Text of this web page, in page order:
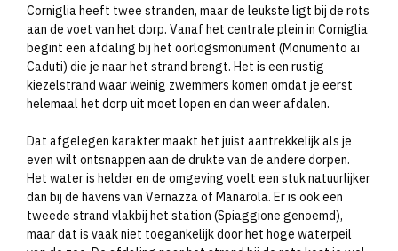
Corniglia heeft twee stranden, maar de leukste ligt bij de rots
aan de voet van het dorp. Vanaf het centrale plein in Corniglia
begint een afdaling bij het oorlogsmonument (Monumento ai
Caduti) die je naar het strand brengt. Het is een rustig
kiezelstrand waar weinig zwemmers komen omdat je eerst
helemaal het dorp uit moet lopen en dan weer afdalen.
Dat afgelegen karakter maakt het juist aantrekkelijk als je
even wilt ontsnappen aan de drukte van de andere dorpen.
Het water is helder en de omgeving voelt een stuk natuurlijker
dan bij de havens van Vernazza of Manarola. Er is ook een
tweede strand vlakbij het station (Spiaggione genoemd),
maar dat is vaak niet toegankelijk door het hoge waterpeil